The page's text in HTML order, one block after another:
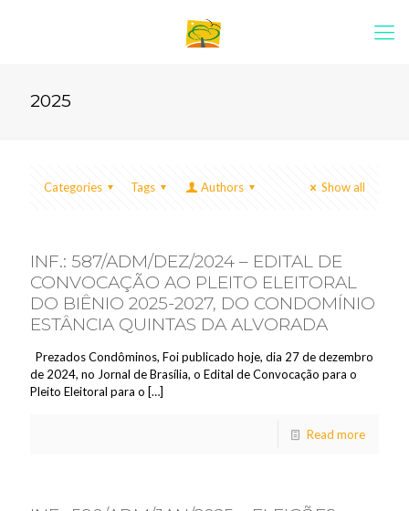
2025
Categories Tags Authors Show all
INF.: 587/ADM/DEZ/2024 – EDITAL DE
CONVOCAÇÃO AO PLEITO ELEITORAL
DO BIÊNIO 2025-2027, DO CONDOMÍNIO
ESTÂNCIA QUINTAS DA ALVORADA
Prezados Condôminos, Foi publicado hoje, dia 27 de dezembro
de 2024, no Jornal de Brasília, o Edital de Convocação para o
Pleito Eleitoral para o […]
Read more